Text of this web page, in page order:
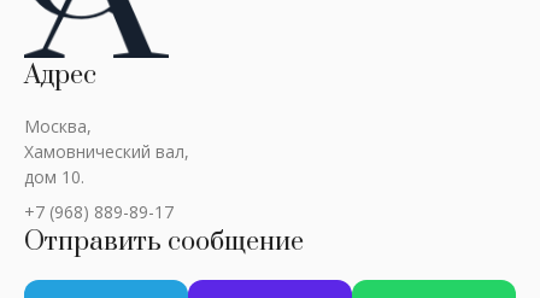
Адрес
Москва,
Хамовнический вал,
дом 10.
+7 (968) 889-89-17
Отправить сообщение